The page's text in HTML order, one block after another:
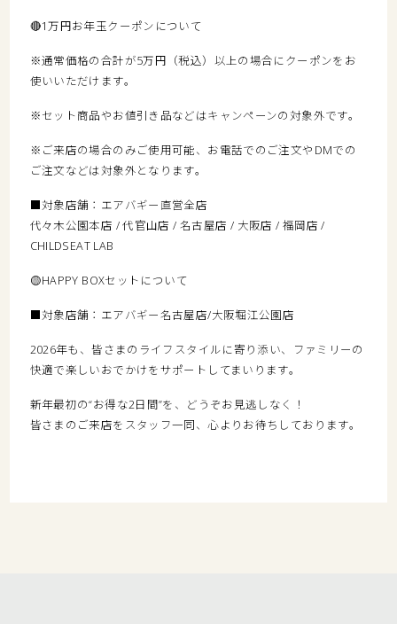
🔴1万円お年玉クーポンについて
※通常価格の合計が5万円（税込）以上の場合にクーポンをお
使いいただけます。
※セット商品やお値引き品などはキャンペーンの対象外です。
※ご来店の場合のみご使用可能、お電話でのご注文やDMでの
ご注文などは対象外となります。
■対象店舗：エアバギー直営全店
代々木公園本店 / 代官山店 / 名古屋店 / 大阪店 / 福岡店 /
CHILDSEAT LAB
🟡HAPPY BOXセットについて
■対象店舗：エアバギー名古屋店/大阪堀江公園店
2026年も、皆さまのライフスタイルに寄り添い、ファミリーの
快適で楽しいおでかけをサポートしてまいります。
新年最初の“お得な2日間”を、どうぞお見逃しなく！
皆さまのご来店をスタッフ一同、心よりお待ちしております。